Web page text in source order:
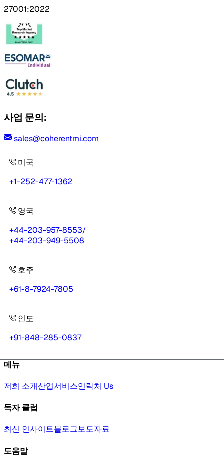
27001:2022
사업 문의:
sales@coherentmi.com
미국
+1-252-477-1362
영국
+44-203-957-8553/
+44-203-949-5508
호주
+61-8-7924-7805
인도
+91-848-285-0837
메뉴
저희 소개산업서비스연락처 Us
독자 클럽
최신 인사이트블로그보도자료
도움말